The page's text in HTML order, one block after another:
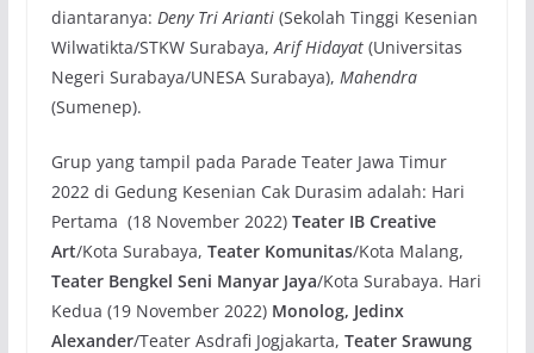
diantaranya: Deny Tri Arianti(Sekolah Tinggi Kesenian
Wilwatikta/STKW Surabaya,Arif Hidayat(Universitas
Negeri Surabaya/UNESA Surabaya), Mahendra
(Sumenep).
Grup yang tampil pada Parade Teater Jawa Timur
2022 di Gedung Kesenian Cak Durasim adalah: Hari
Pertama (18 November 2022) Teater IB Creative
Art/Kota Surabaya, Teater Komunitas/Kota Malang,
Teater Bengkel Seni Manyar Jaya/Kota Surabaya. Hari
Kedua (19 November 2022) Monolog, Jedinx
Alexander/Teater Asdrafi Jogjakarta, Teater Srawung